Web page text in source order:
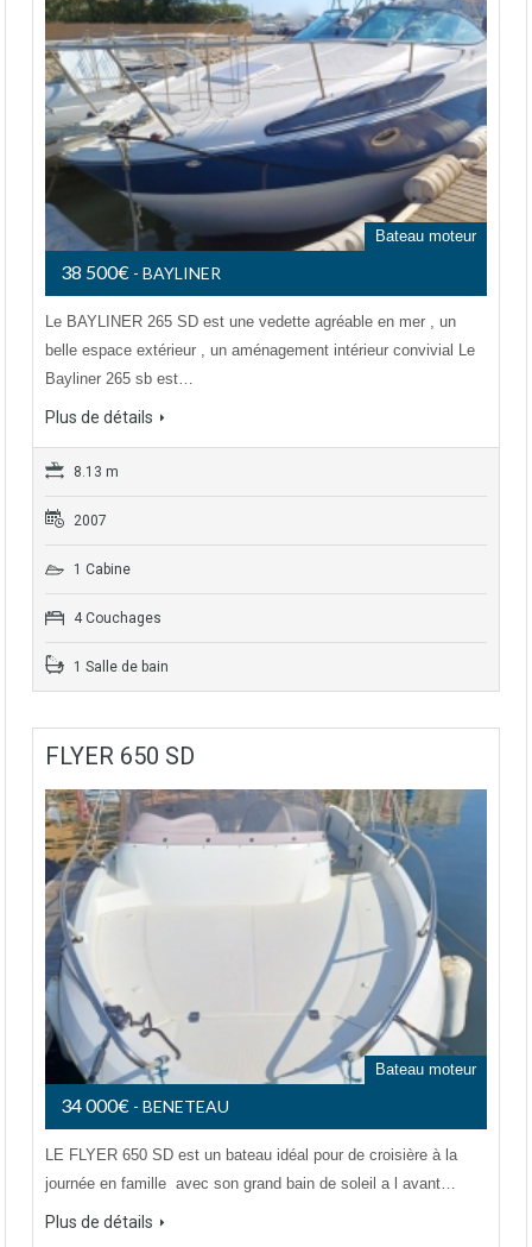
Bateau moteur
38 500€ - BAYLINER
Le BAYLINER 265 SD est une vedette agréable en mer , un
belle espace extérieur , un aménagement intérieur convivial Le
Bayliner 265 sb est…
Plus de détails
8.13 m
2007
1 Cabine
4 Couchages
1 Salle de bain
FLYER 650 SD
Bateau moteur
34 000€ - BENETEAU
LE FLYER 650 SD est un bateau idéal pour de croisière à la
journée en famille avec son grand bain de soleil a l avant…
Plus de détails